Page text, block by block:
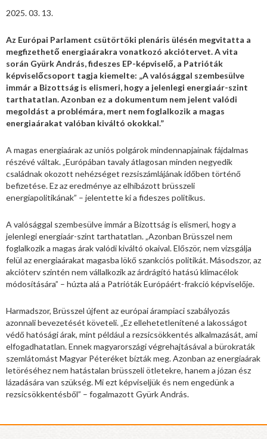
2025. 03. 13.
Az Európai Parlament csütörtöki plenáris ülésén megvitatta a
megfizethető energiaárakra vonatkozó akciótervet. A vita
során Gyürk András, fideszes EP-képviselő, a Patrióták
képviselőcsoport tagja kiemelte: „A valósággal szembesülve
immár a Bizottság is elismeri, hogy a jelenlegi energiaár-szint
tarthatatlan. Azonban ez a dokumentum nem jelent valódi
megoldást a problémára, mert nem foglalkozik a magas
energiaárakat valóban kiváltó okokkal.”
A magas energiaárak az uniós polgárok mindennapjainak fájdalmas
részévé váltak. „Európában tavaly átlagosan minden negyedik
családnak okozott nehézséget rezsiszámlájának időben történő
befizetése. Ez az eredménye az elhibázott brüsszeli
energiapolitikának” – jelentette ki a fideszes politikus.
A valósággal szembesülve immár a Bizottság is elismeri, hogy a
jelenlegi energiaár-szint tarthatatlan. „Azonban Brüsszel nem
foglalkozik a magas árak valódi kiváltó okaival. Először, nem vizsgálja
felül az energiaárakat magasba lökő szankciós politikát. Másodszor, az
akcióterv szintén nem vállalkozik az árdrágító hatású klímacélok
módosítására” – húzta alá a Patrióták Európáért-frakció képviselője.
Harmadszor, Brüsszel újfent az európai árampiaci szabályozás
azonnali bevezetését követeli. „Ez ellehetetlenítené a lakosságot
védő hatósági árak, mint például a rezsicsökkentés alkalmazását, ami
elfogadhatatlan. Ennek magyarországi végrehajtásával a bürokraták
szemlátomást Magyar Péteréket bízták meg. Azonban az energiaárak
letöréséhez nem hatástalan brüsszeli ötletekre, hanem a józan ész
lázadására van szükség. Mi ezt képviseljük és nem engedünk a
rezsicsökkentésből” – fogalmazott Gyürk András.